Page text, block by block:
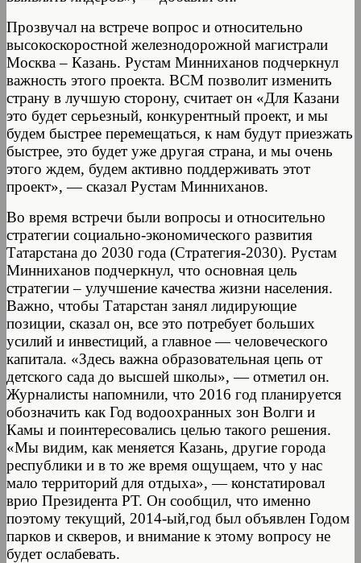
Прозвучал на встрече вопрос и относительно
высокоскоростной железнодорожной магистрали
Москва – Казань. Рустам Минниханов подчеркнул
важность этого проекта. ВСМ позволит изменить
страну в лучшую сторону, считает он «Для Казани
это будет серьезный, конкурентный проект, и мы
будем быстрее перемещаться, к нам будут приезжать
быстрее, это будет уже другая страна, и мы очень
этого ждем, будем активно поддерживать этот
проект», — сказал Рустам Минниханов.
Во время встречи были вопросы и относительно
стратегии социально-экономического развития
Татарстана до 2030 года (Стратегия-2030). Рустам
Минниханов подчеркнул, что основная цель
стратегии – улучшение качества жизни населения.
Важно, чтобы Татарстан занял лидирующие
позиции, сказал он, все это потребует больших
усилий и инвестиций, а главное — человеческого
капитала. «Здесь важна образовательная цепь от
детского сада до высшей школы», — отметил он.
Журналисты напомнили, что 2016 год планируется
обозначить как Год водоохранных зон Волги и
Камы и поинтересовались целью такого решения.
«Мы видим, как меняется Казань, другие города
республики и в то же время ощущаем, что у нас
мало территорий для отдыха», — констатировал
врио Президента РТ. Он сообщил, что именно
поэтому текущий, 2014-ый,год был объявлен Годом
парков и скверов, и внимание к этому вопросу не
будет ослабевать.